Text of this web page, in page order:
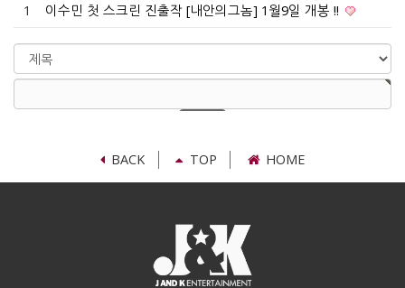
1
이수민 첫 스크린 진출작 [내안의그놈] 1월9일 개봉 !!
상
수
BACK TOP HOME